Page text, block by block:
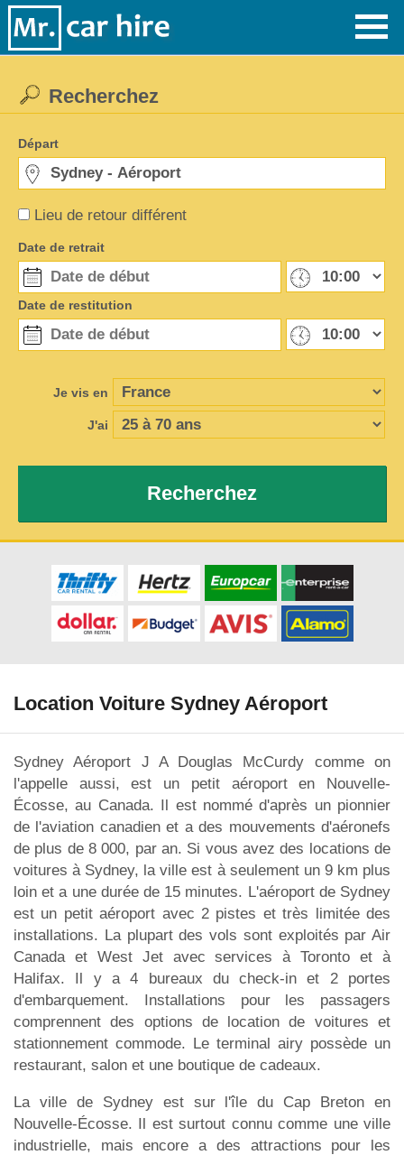
Lieu de retour différent
Recherchez
Départ
Date de retrait
Date de restitution
Je vis en
J'ai
Recherchez
Location Voiture Sydney Aéroport
Sydney Aéroport J A Douglas McCurdy comme on
l'appelle aussi, est un petit aéroport en Nouvelle-
Écosse, au Canada. Il est nommé d'après un pionnier
de l'aviation canadien et a des mouvements d'aéronefs
de plus de 8 000, par an. Si vous avez des locations de
voitures à Sydney, la ville est à seulement un 9 km plus
loin et a une durée de 15 minutes. L'aéroport de Sydney
est un petit aéroport avec 2 pistes et très limitée des
installations. La plupart des vols sont exploités par Air
Canada et West Jet avec services à Toronto et à
Halifax. Il y a 4 bureaux du check-in et 2 portes
d'embarquement. Installations pour les passagers
comprennent des options de location de voitures et
stationnement commode. Le terminal airy possède un
restaurant, salon et une boutique de cadeaux.
La ville de Sydney est sur l'île du Cap Breton en
Nouvelle-Écosse. Il est surtout connu comme une ville
industrielle, mais encore a des attractions pour les